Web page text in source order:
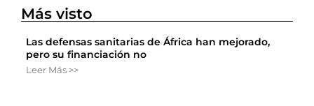
Más visto
Las defensas sanitarias de África han mejorado,
pero su financiación no
Leer Más >>